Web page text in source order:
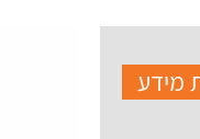
מידע